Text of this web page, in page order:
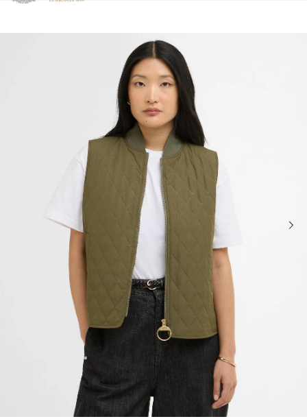
Clicca per visualizzare la nostra Dichiarazione di Accessibilità